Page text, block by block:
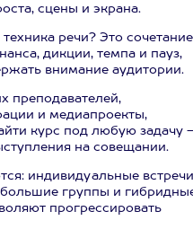
сцены и экрана.
речи? Это сочетание
дикции, темпа и пауз,
внимание аудитории.
преподавателей,
и медиапроекты,
курс под любую задачу
на совещании.
индивидуальные встречи
группы и
прогрессировать